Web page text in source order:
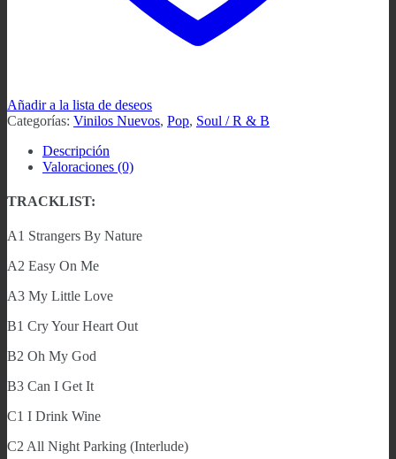
Añadir a la lista de deseos
Categorías: Vinilos Nuevos, Pop, Soul / R & B
Descripción
Valoraciones (0)
TRACKLIST:
A1 Strangers By Nature
A2 Easy On Me
A3 My Little Love
B1 Cry Your Heart Out
B2 Oh My God
B3 Can I Get It
C1 I Drink Wine
C2 All Night Parking (Interlude)